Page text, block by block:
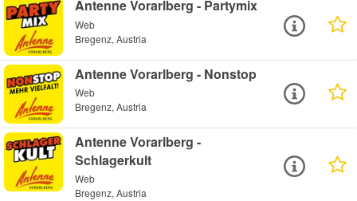
Antenne Vorarlberg - Partymix
Web
Bregenz, Austria
Antenne Vorarlberg - Nonstop
Web
Bregenz, Austria
Antenne Vorarlberg -
Schlagerkult
Web
Bregenz, Austria